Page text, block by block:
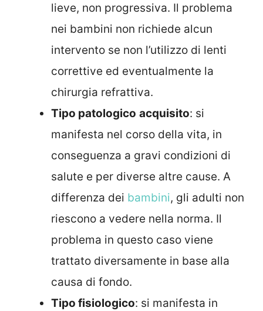
lieve, non progressiva. Il problema
nei bambini non richiede alcun
intervento se non l’utilizzo di lenti
correttive ed eventualmente la
chirurgia refrattiva.
Tipo patologico acquisito: si
manifesta nel corso della vita, in
conseguenza a gravi condizioni di
salute e per diverse altre cause. A
differenza dei bambini, gli adulti non
riescono a vedere nella norma. Il
problema in questo caso viene
trattato diversamente in base alla
causa di fondo.
Tipo fisiologico: si manifesta in